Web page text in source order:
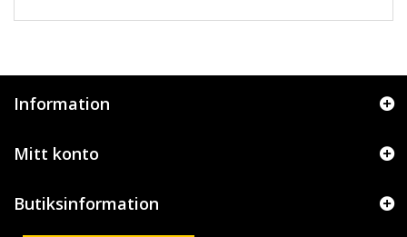
Information
Mitt konto
Butiksinformation